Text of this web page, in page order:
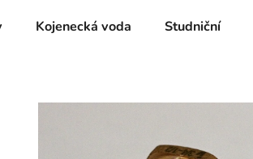
Kojenecká voda Studniční